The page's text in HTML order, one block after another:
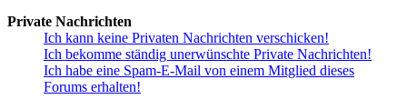
Private Nachrichten
Ich kann keine Privaten Nachrichten verschicken!
Ich bekomme ständig unerwünschte Private Nachrichten!
Ich habe eine Spam-E-Mail von einem Mitglied dieses
Forums erhalten!